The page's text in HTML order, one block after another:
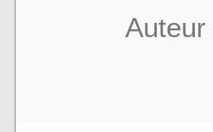
Auteur